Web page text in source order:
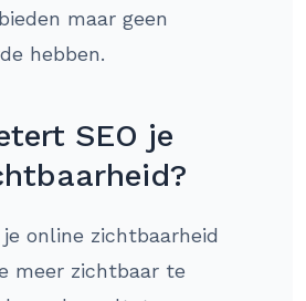
maar geen
hebben.
SEO je
online zichtbaarheid
meer zichtbaar te